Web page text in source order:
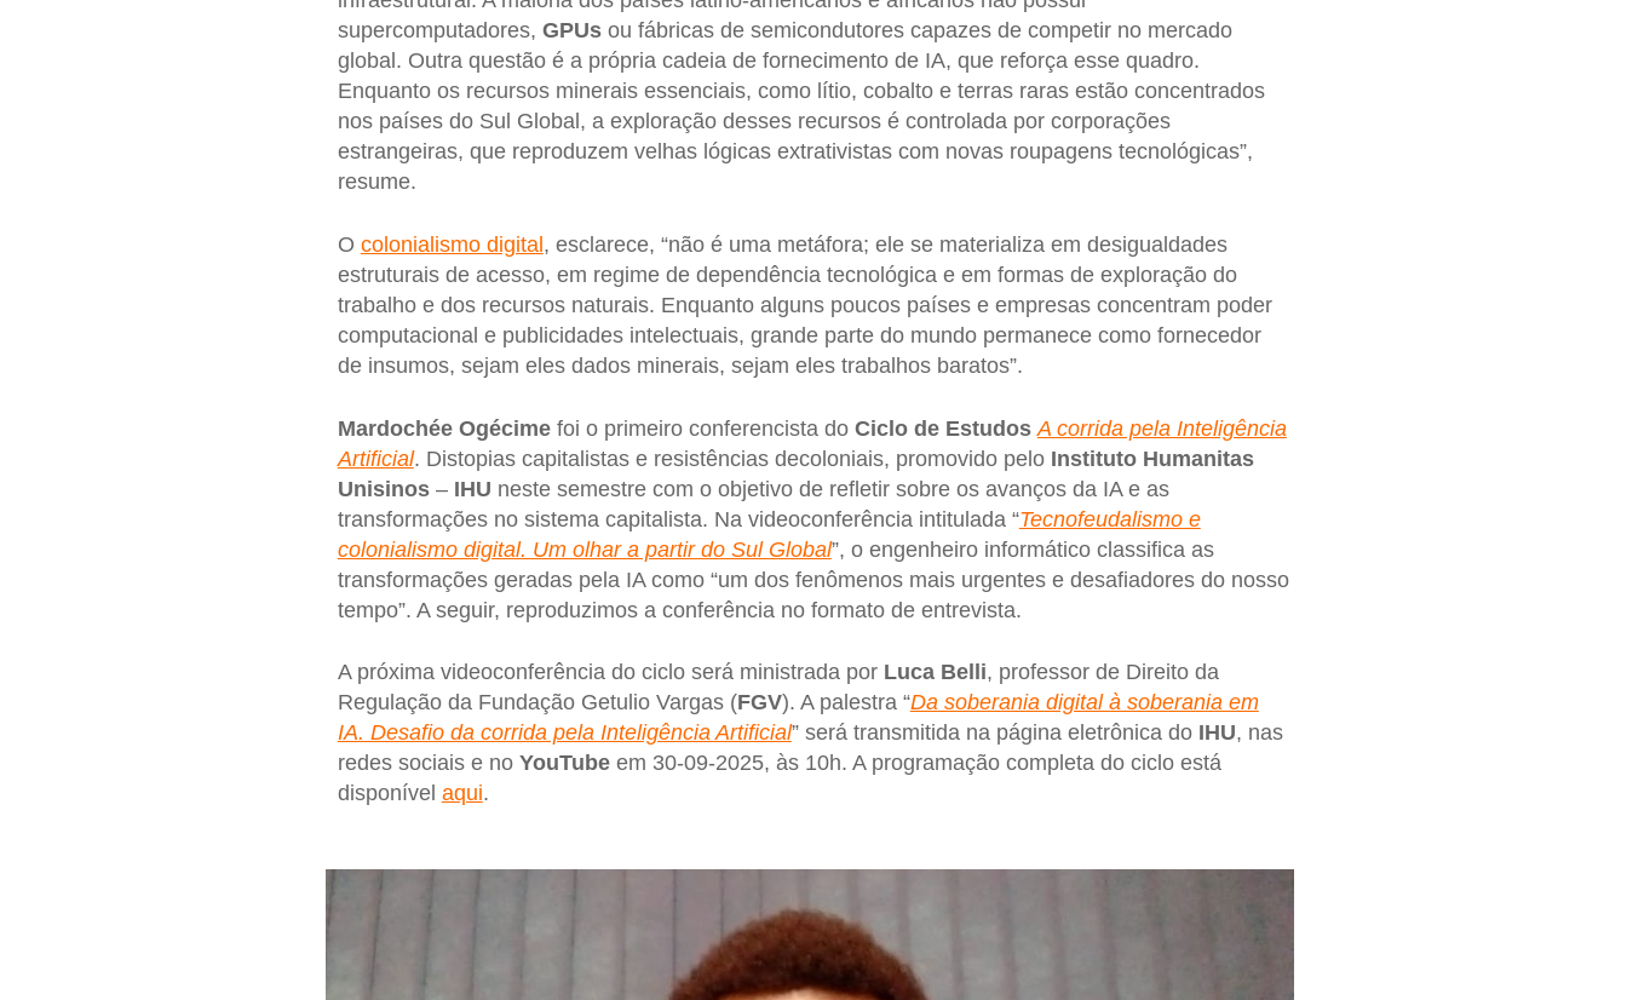
supercomputadores, GPUsou fábricas de semicondutores capazes de competir no mercado
global. Outra questão é a própria cadeia de fornecimento de IA, que reforça esse quadro.
Enquanto os recursos minerais essenciais, como lítio, cobalto e terras raras estão concentrados
nos países do Sul Global, a exploração desses recursos é controlada por corporações
estrangeiras, que reproduzem velhas lógicas extrativistas com novas roupagens tecnológicas”,
resume.
O colonialismo digital , esclarece, “não é uma metáfora; ele se materializa em desigualdades
estruturais de acesso, em regime de dependência tecnológica e em formas de exploração do
trabalho e dos recursos naturais. Enquanto alguns poucos países e empresas concentram poder
computacional e publicidades intelectuais, grande parte do mundo permanece como fornecedor
de insumos, sejam eles dados minerais, sejam eles trabalhos baratos”.
Mardochée Ogécimefoi o primeiro conferencista do Ciclo de Estudos A corrida pela Inteligência
Artificial. Distopias capitalistas e resistências decoloniais, promovido pelo Instituto Humanitas
Unisinos– IHU neste semestre com o objetivo de refletir sobre os avanços da IA e as
transformações no sistema capitalista. Na videoconferência intitulada “Tecnofeudalismo e
colonialismo digital. Um olhar a partir do Sul Global”, o engenheiro informático classifica as
transformações geradas pela IA como “um dos fenômenos mais urgentes e desafiadores do nosso
tempo”. A seguir, reproduzimos a conferência no formato de entrevista.
A próxima videoconferência do ciclo será ministrada por Luca Belli, professor de Direito da
Regulação da Fundação Getulio Vargas (FGV). A palestra “Da soberania digital à soberania em
IA. Desafio da corrida pela Inteligência Artificial” será transmitida na página eletrônica do IHU, nas
redes sociais e no YouTubeem 30-09-2025, às 10h. A programação completa do ciclo está
disponível aqui.